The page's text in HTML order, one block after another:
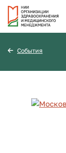
События